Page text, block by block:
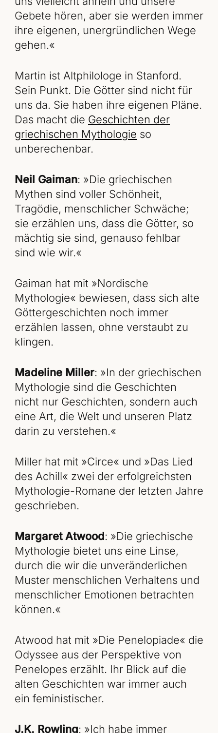
Gebete hören, aber sie werden immer
ihre eigenen, unergründlichen Wege
gehen.«
Martin ist Altphilologe in Stanford.
Sein Punkt. Die Götter sind nicht für
uns da. Sie haben ihre eigenen Pläne.
Das macht die Geschichten der
griechischen Mythologie so
unberechenbar.
Neil Gaiman: »Die griechischen
Mythen sind voller Schönheit,
Tragödie, menschlicher Schwäche;
sie erzählen uns, dass die Götter, so
mächtig sie sind, genauso fehlbar
sind wie wir.«
Gaiman hat mit »Nordische
Mythologie« bewiesen, dass sich alte
Göttergeschichten noch immer
erzählen lassen, ohne verstaubt zu
klingen.
Madeline Miller: »In der griechischen
Mythologie sind die Geschichten
nicht nur Geschichten, sondern auch
eine Art, die Welt und unseren Platz
darin zu verstehen.«
Miller hat mit »Circe« und »Das Lied
des Achill« zwei der erfolgreichsten
Mythologie-Romane der letzten Jahre
geschrieben.
Margaret Atwood: »Die griechische
Mythologie bietet uns eine Linse,
durch die wir die unveränderlichen
Muster menschlichen Verhaltens und
menschlicher Emotionen betrachten
können.«
Atwood hat mit »Die Penelopiade« die
Odyssee aus der Perspektive von
Penelopes erzählt. Ihr Blick auf die
alten Geschichten war immer auch
ein feministischer.
J.K. Rowling: »Ich habe immer